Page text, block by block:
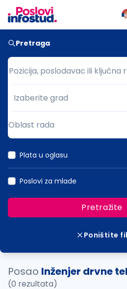
Pretraga
Pozicija, poslodavac ili ključna
Pozicija, poslodavac ili ključna
Grad
Izaberite grad
Oblast rada
Plata u oglasu
Poslovi za mlade
Pretražite
Poništite
Posao Inženjer drvne
(0 rezultata)